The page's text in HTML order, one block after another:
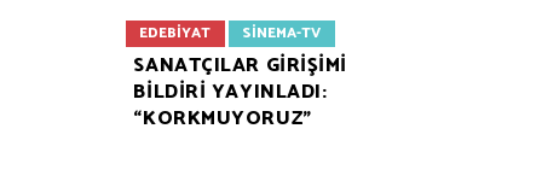
EDEBIYAT SINEMA-TV
SANATÇILAR GIRIŞIMI
BILDIRI YAYINLADI:
“KORKMUYORUZ”